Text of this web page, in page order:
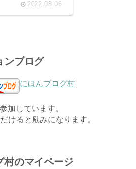
2022.08.06
ンブログ
にほんブログ村
加しています。
けると励みになります。
村のマイページ